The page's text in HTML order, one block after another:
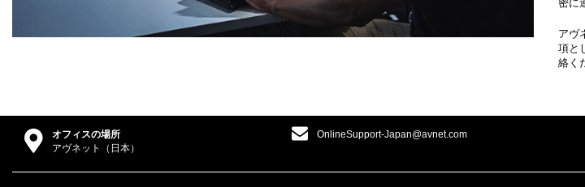
密に
アヴ
項と
絡く
オフィスの場所
アヴネット（日本）
OnlineSupport-Japan@avnet.com